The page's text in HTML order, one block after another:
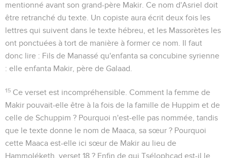
mentionné avant son grand-père Makir. Ce nom d'Asriel doit
être retranché du texte. Un copiste aura écrit deux fois les
lettres qui suivent dans le texte hébreu, et les Massorètes les
ont ponctuées à tort de manière à former ce nom. Il faut
donc lire : Fils de Manassé qu'enfanta sa concubine syrienne
: elle enfanta Makir, père de Galaad
15 Ce verset est incompréhensible. Comment la femme de
Makir pouvait-elle être à la fois de la famille de Huppim et de
celle de Schuppim ? Pourquoi n'est-elle pas nommée, tandis
que le texte donne le nom de Maaca, sa sœur ? Pourquoi
cette Maaca est-elle ici sœur de Makir au lieu de
Hammoléketh, verset 18 ? Enfin de qui Tsélophcad est-il le